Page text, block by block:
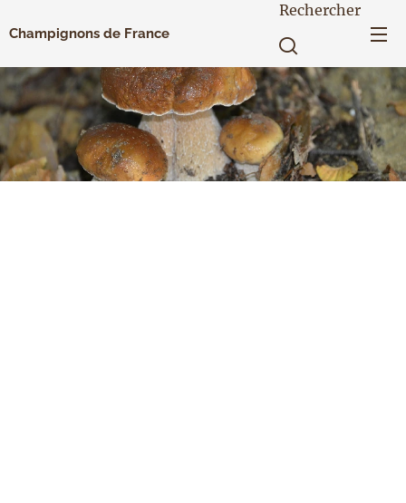
Champignons de France
Rechercher